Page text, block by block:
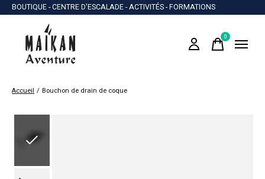
BOUTIQUE - CENTRE D'ESCALADE - ACTIVITÉS - FORMATIONS
0items
Accueil / Bouchon de drain de coque